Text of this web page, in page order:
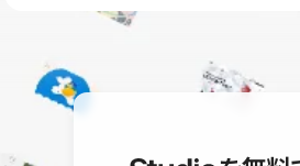
ユーザー同士で質問・相談できるコミュ